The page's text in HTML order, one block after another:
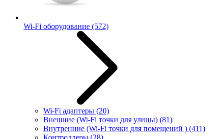
Wi-Fi оборудование (572)
Wi-Fi адаптеры (20)
Внешние (Wi-Fi точки для улицы) (81)
Внутренние (Wi-Fi точки для помещений ) (411)
Контроллеры (28)